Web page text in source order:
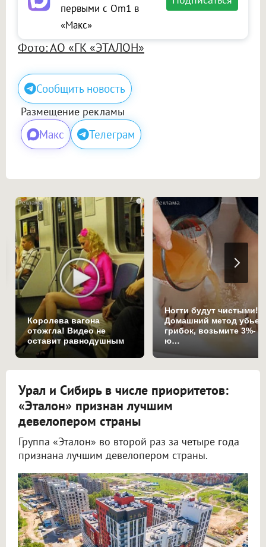
первыми с Om1 в
«Макс»
Фото: АО «ГК «ЭТАЛОН»
Сообщить новость
Размещение рекламы
Макс Телеграм
i
Королева вагона
отожгла! Видео не
оставит равнодушным
Ногти будут чистыми!
Домашний метод убьет
грибок, возьмите 3%-
ю…
Урал и Сибирь в числе приоритетов:
«Эталон» признан лучшим
девелопером страны
Группа «Эталон» во второй раз за четыре года
признана лучшим девелопером страны.